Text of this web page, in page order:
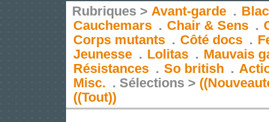
Rubriques > Avant-garde .
Cauchemars . Chair & Sens .
Corps mutants . Côté docs .
Jeunesse . Lolitas . Mauvais
Résistances . So british .
Misc. . Sélections >
((Tout))